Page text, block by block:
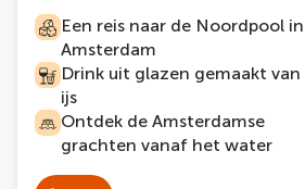
Een reis naar de Noordpool in
Amsterdam
Drink uit glazen gemaakt van
ijs
Ontdek de Amsterdamse
grachten vanaf het water